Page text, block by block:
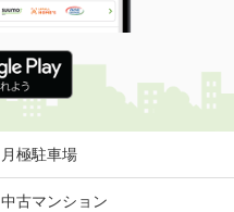
月極駐車場
中古マンション